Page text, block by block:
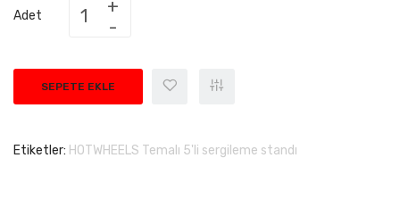
Adet
SEPETE EKLE
Etiketler: HOTWHEELS Temalı 5'li sergileme standı